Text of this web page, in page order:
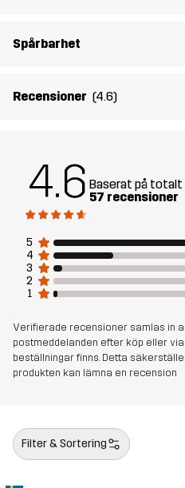
Vikt
Hållbarhet Bluesign®
Artikelnummer 10974_2278
Spårbarhet
Recensioner (4.6)
4.6 Baserat på totalt
57 recensioner
5
4
3
2
1
Verifierade recensioner samlas in
postmeddelanden efter köp eller
beställningar finns. Detta
produkten kan lämna en recension
Filter & Sortering